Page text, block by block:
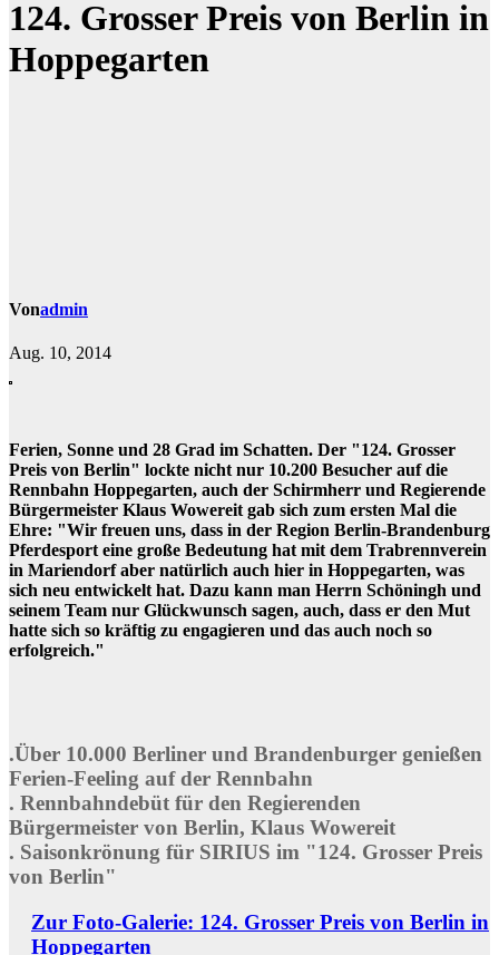
124. Grosser Preis von Berlin in
Hoppegarten
Vonadmin
Aug. 10, 2014
Ferien, Sonne und 28 Grad im Schatten. Der "124. Grosser
Preis von Berlin" lockte nicht nur 10.200 Besucher auf die
Rennbahn Hoppegarten, auch der Schirmherr und Regierende
Bürgermeister Klaus Wowereit gab sich zum ersten Mal die
Ehre: "Wir freuen uns, dass in der Region Berlin-Brandenburg
Pferdesport eine große Bedeutung hat mit dem Trabrennverein
in Mariendorf aber natürlich auch hier in Hoppegarten, was
sich neu entwickelt hat. Dazu kann man Herrn Schöningh und
seinem Team nur Glückwunsch sagen, auch, dass er den Mut
hatte sich so kräftig zu engagieren und das auch noch so
erfolgreich."
.Über 10.000 Berliner und Brandenburger genießen
Ferien-Feeling auf der Rennbahn
. Rennbahndebüt für den Regierenden
Bürgermeister von Berlin, Klaus Wowereit
. Saisonkrönung für SIRIUS im "124. Grosser Preis
von Berlin"
Zur Foto-Galerie: 124. Grosser Preis von Berlin in
Hoppegarten